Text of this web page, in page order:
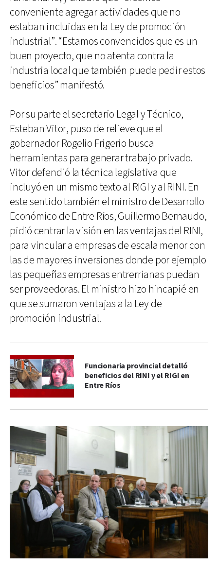
conveniente agregar actividades que no
estaban incluidas en la Ley de promoción
industrial”. “Estamos convencidos que es un
buen proyecto, que no atenta contra la
industria local que también puede pedir estos
beneficios” manifestó.
Por su parte el secretario Legal y Técnico,
Esteban Vitor, puso de relieve que el
gobernador Rogelio Frigerio busca
herramientas para generar trabajo privado.
Vitor defendió la técnica legislativa que
incluyó en un mismo texto al RIGI y al RINI. En
este sentido también el ministro de Desarrollo
Económico de Entre Ríos, Guillermo Bernaudo,
pidió centrar la visión en las ventajas del RINI,
para vincular a empresas de escala menor con
las de mayores inversiones donde por ejemplo
las pequeñas empresas entrerrianas puedan
ser proveedoras. El ministro hizo hincapié en
que se sumaron ventajas a la Ley de
promoción industrial.
Funcionaria provincial detalló
beneficios del RINI y el RIGI en
Entre Ríos